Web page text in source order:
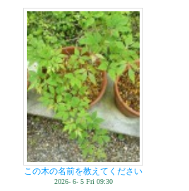
この木の名前を教えてください
2026- 6- 5 Fri 09:30